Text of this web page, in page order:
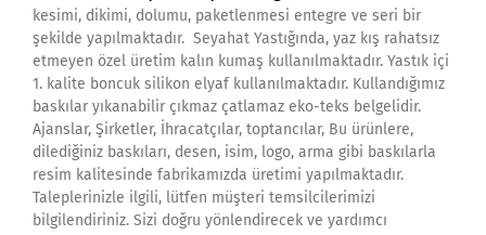
kesimi, dikimi, dolumu, paketlenmesi entegre ve seri bir
şekilde yapılmaktadır. Seyahat Yastığında, yaz kış rahatsız
etmeyen özel üretim kalın kumaş kullanılmaktadır. Yastık içi
1. kalite boncuk silikon elyaf kullanılmaktadır. Kullandığımız
baskılar yıkanabilir çıkmaz çatlamaz eko-teks belgelidir.
Ajanslar, Şirketler, İhracatçılar, toptancılar, Bu ürünlere,
dilediğiniz baskıları, desen, isim, logo, arma gibi baskılarla
resim kalitesinde fabrikamızda üretimi yapılmaktadır.
Taleplerinizle ilgili, lütfen müşteri temsilcilerimizi
bilgilendiriniz. Sizi doğru yönlendirecek ve yardımcı